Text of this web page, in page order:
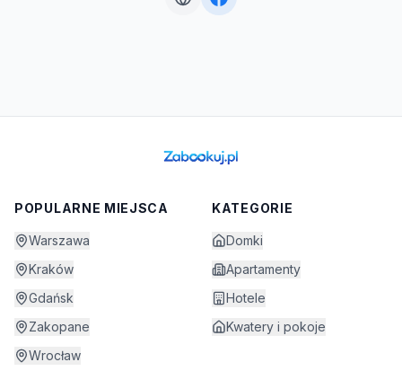
POPULARNE MIEJSCA
Warszawa
Kraków
Gdańsk
Zakopane
Wrocław
KATEGORIE
Domki
Apartamenty
Hotele
Kwatery i pokoje